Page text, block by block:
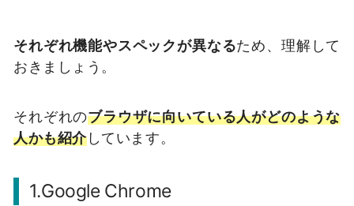
それぞれ機能やスペックが異なるため、理解して
おきましょう。
それぞれのブラウザに向いている人がどのような
人かも紹介しています。
1.GoogleChrome